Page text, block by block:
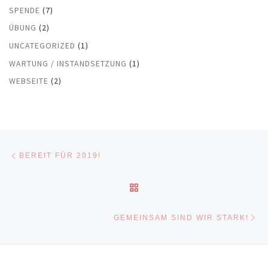
SPENDE (7)
ÜBUNG (2)
UNCATEGORIZED (1)
WARTUNG / INSTANDSETZUNG (1)
WEBSEITE (2)
BEREIT FÜR 2019!
GEMEINSAM SIND WIR STARK!